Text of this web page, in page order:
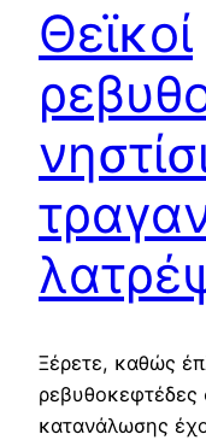
Θεϊκοί
Ξέρετε, καθώς
κατανάλωσης